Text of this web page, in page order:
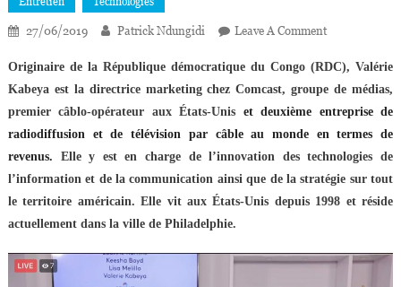
27/06/2019 Patrick Ndungidi Leave A CommentOn
Kabeya
:
«
Mon
Travail
Consiste
À
Besoins
Originaire de la République démocratique du Congo (RDC), Valérie
Kabeya est la directrice marketing chez Comcast, groupe de médias,
premier câblo-opérateur aux États-Unis etdeuxième entreprise de
radiodiffusion et de télévision par câble au monde en termes de
revenus. Elle y est en charge de l’innovation des technologies de
l’information et de la communication ainsi que de la stratégie sur tout
le territoire américain. Elle vit aux États-Unis depuis 1998 et réside
actuellement dans la ville de Philadelphie.